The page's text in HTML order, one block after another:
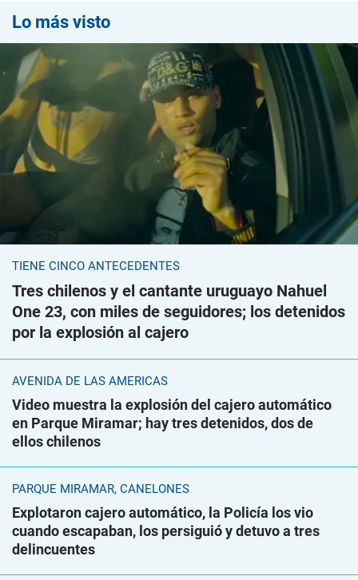
Lo más visto
TIENE CINCO ANTECEDENTES
Tres chilenos y el cantante uruguayo Nahuel
One 23, con miles de seguidores; los detenidos
por la explosión al cajero
AVENIDA DE LAS AMÉRICAS
Video muestra la explosión del cajero automático
en Parque Miramar; hay tres detenidos, dos de
ellos chilenos
PARQUE MIRAMAR, CANELONES
Explotaron cajero automático, la Policía los vio
cuando escapaban, los persiguió y detuvo a tres
delincuentes